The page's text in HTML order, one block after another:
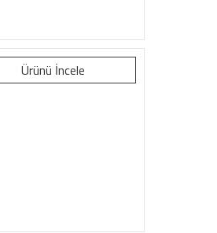
Ürünü İncele